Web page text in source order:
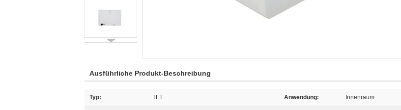
Ausführliche Produkt-Beschreibung
Typ: TFT Anwendung: Innenraum